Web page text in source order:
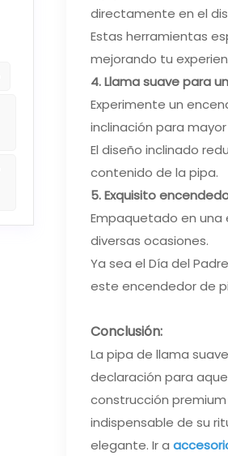
directamente en el
Estas herramientas
mejorando tu
4. Llama suave para
Experimente un
inclinación para
El diseño inclinado
contenido de la pipa.
5. Exquisito
Empaquetado en
diversas ocasiones.
Ya sea el Día del
este encendedor de
Conclusión:
La pipa de llama suave
declaración para
construcción
indispensable de su
elegante. Ir a